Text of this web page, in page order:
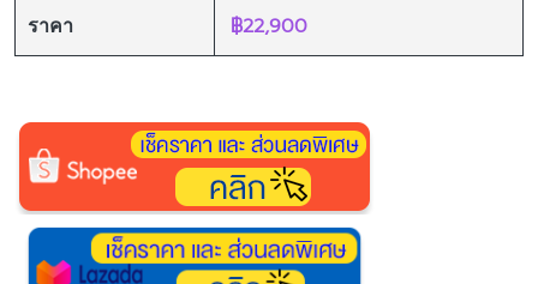
ราคา ฿22,900